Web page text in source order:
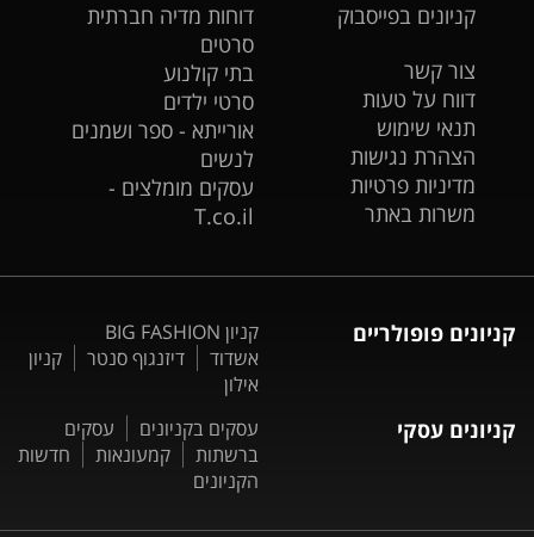
קניונים בפייסבוק
צור קשר
דווח על טעות
תנאי שימוש
הצהרת נגישות
מדיניות פרטיות
משרות באתר
דוחות מדיה חברתית
סרטים
בתי קולנוע
סרטי ילדים
אורייתא - ספר ושמנים
לנשים
עסקים מומלצים -
T.co.il
קניונים פופולריים
קניון BIG FASHION
אשדוד
דיזנגוף סנטר
קניון
אילון
קניונים עסקי עסקים בקניונים
עסקים
ברשתות
קמעונאות
חדשות
הקניונים